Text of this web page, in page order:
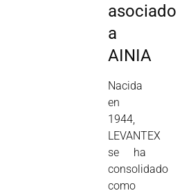
asociado
a
AINIA
Nacida
en
1944,
LEVANTEX
se ha
consolidado
como